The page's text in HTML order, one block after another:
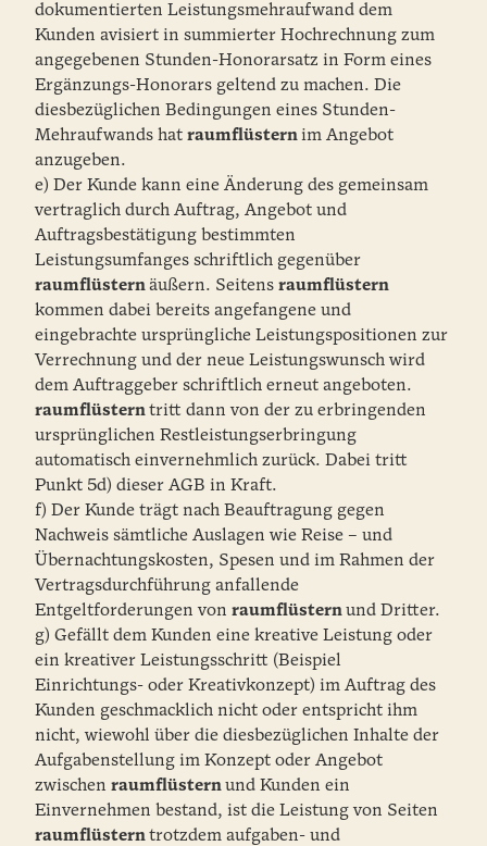
dokumentierten Leistungsmehraufwand dem
Kunden avisiert in summierter Hochrechnung zum
angegebenen Stunden-Honorarsatz in Form eines
Ergänzungs-Honorars geltend zu machen. Die
diesbezüglichen Bedingungen eines Stunden-
Mehraufwands hat raumflüsternim Angebot
anzugeben.
e) Der Kunde kann eine Änderung des gemeinsam
vertraglich durch Auftrag, Angebot und
Auftragsbestätigung bestimmten
Leistungsumfanges schriftlich gegenüber
raumflüsternäußern. Seitens raumflüstern
kommen dabei bereits angefangene und
eingebrachte ursprüngliche Leistungspositionen zur
Verrechnung und der neue Leistungswunsch wird
dem Auftraggeber schriftlich erneut angeboten.
raumflüsterntritt dann von der zu erbringenden
ursprünglichen Restleistungserbringung
automatisch einvernehmlich zurück. Dabei tritt
Punkt 5d) dieser AGB in Kraft.
f) Der Kunde trägt nach Beauftragung gegen
Nachweis sämtliche Auslagen wie Reise – und
Übernachtungskosten, Spesen und im Rahmen der
Vertragsdurchführung anfallende
Entgeltforderungen von raumflüsternund Dritter.
g) Gefällt dem Kunden eine kreative Leistung oder
ein kreativer Leistungsschritt (Beispiel
Einrichtungs- oder Kreativkonzept) im Auftrag des
Kunden geschmacklich nicht oder entspricht ihm
nicht, wiewohl über die diesbezüglichen Inhalte der
Aufgabenstellung im Konzept oder Angebot
zwischen raumflüsternund Kunden ein
Einvernehmen bestand, ist die Leistung von Seiten
raumflüsterntrotzdem aufgaben- und